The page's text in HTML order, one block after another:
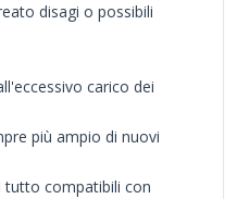
disagi o possibili
carico dei
più ampio di nuovi
tutto compatibili con